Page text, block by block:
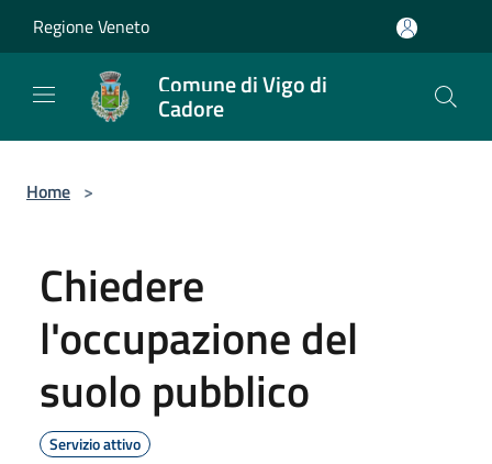
Regione Veneto
Comune di Vigo di
Cadore
Home >
Chiedere
l'occupazione del
suolo pubblico
Servizio attivo